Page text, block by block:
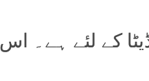
کے لئے ہے۔ اس